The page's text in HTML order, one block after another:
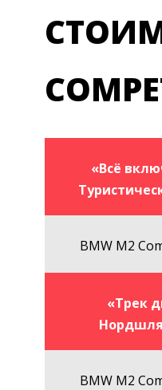
«Всё
BMW M2
«Трек
BMW M2